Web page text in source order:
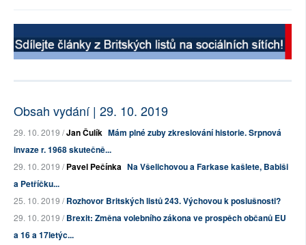
Obsah vydání | 29. 10. 2019
29. 10. 2019 /Jan Čulík Mám plné zuby zkreslování historie. Srpnová
invaze r. 1968 skutečně...
29. 10. 2019 /Pavel Pečínka Na Všelichovou a Farkase kašlete, Babiši
a Petříčku...
25. 10. 2019 /Rozhovor Britských listů 243. Výchovou k poslušnosti?
29. 10. 2019 /Brexit: Změna volebního zákona ve prospěch občanů EU
a 16 a 17letýc...